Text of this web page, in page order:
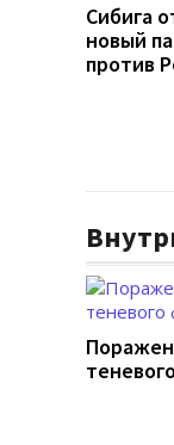
Сибига
новый
против